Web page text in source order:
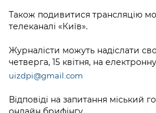
Статистика
Регуляторна діяльність
Безпека та правопорядок
Ритуальні послуги
Іноземцям / For foreigners
Пам'ятки культурної
Рада з питань внутрішньо
осіб при Київській міській
адміністрації
«Ініціатива «Партнерство
Порядок оскарження
Звіти про опрацювання
публічну інформацію
Інформація для споживачів
Зйомки в лікарнях в умовах
стану / Rules for media
Контакти для медіа /
media
Також подивитися трансляцію
телеканалі «Київ».
Журналісти можуть надіслати
четверга, 15 квітня, на
uizdpi@gmail.com
Відповіді на запитання міський